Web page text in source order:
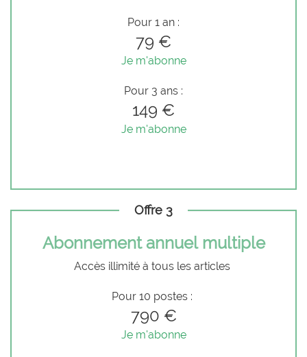
Pour 1 an :
79 €
Je m'abonne
Pour 3 ans :
149 €
Je m'abonne
Offre 3
Abonnement annuel multiple
Accès illimité à tous les articles
Pour 10 postes :
790 €
Je m'abonne